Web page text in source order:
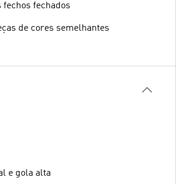
fechos fechados
de cores semelhantes
e gola alta